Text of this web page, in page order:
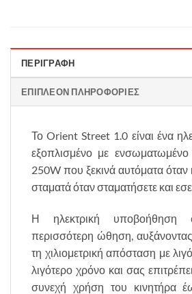
ΠΕΡΙΓΡΑΦΉ
ΕΠΙΠΛΈΟΝ ΠΛΗΡΟΦΟΡΊΕΣ
Το Orient Street 1.0 είναι ένα
εξοπλισμένο με ενσωματωμένο
250W που ξεκινά αυτόματα όταν
σταματά όταν σταματήσετε και
Η ηλεκτρική υποβοήθηση
περισσότερη ώθηση, αυξάνοντας
τη χιλιομετρική απόσταση με
λιγότερο χρόνο και σας
συνεχή χρήση του κινητήρα